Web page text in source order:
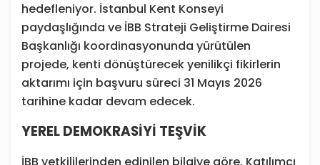
hedefleniyor. İstanbul Kent Konseyi
paydaşlığında ve İBB Strateji Geliştirme Dairesi
Başkanlığı koordinasyonunda yürütülen
projede, kenti dönüştürecek yenilikçi fikirlerin
aktarımı için başvuru süreci 31 Mayıs 2026
tarihine kadar devam edecek.
YEREL DEMOKRASİYİ TEŞVİK